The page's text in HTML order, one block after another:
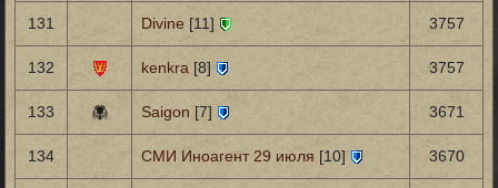
131 Divine [11] 3757
132 kenkra [8] 3757
133 Saigon [7] 3671
134 СМИ Иноагент 29 июля [10] 3670